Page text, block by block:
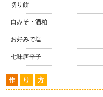
切り餅
白みそ・酒粕
お好みで塩
七味唐辛子
作 り 方